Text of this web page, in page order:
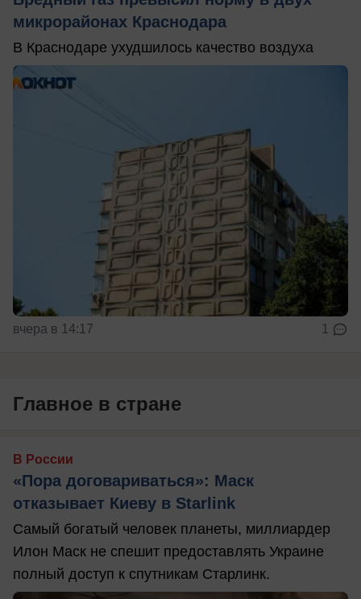
микрорайонах Краснодара
В Краснодаре ухудшилось качество воздуха
вчера в 14:17 1
Главное в стране
В России
«Пора договариваться»: Маск
отказывает Киеву в Starlink
Самый богатый человек планеты, миллиардер
Илон Маск не спешит предоставлять Украине
полный доступ к спутникам Старлинк.